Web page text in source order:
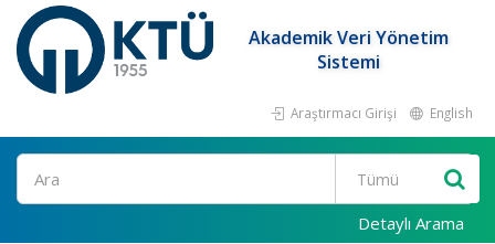
Akademik Veri Yönetim
Sistemi
Araştırmacı Girişi English
Ara
Detaylı Arama